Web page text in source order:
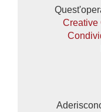
Creative